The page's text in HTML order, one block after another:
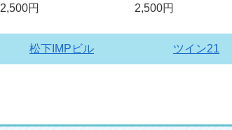
2,500円 2,500円
松下IMPビル ツイン21